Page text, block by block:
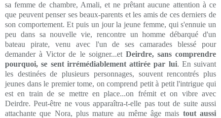
sa femme de chambre, Amali, et ne prêtant aucune attention à ce
que peuvent penser ses beaux-parents et les amis de ces derniers de
son comportement. Et puis un jour la jeune femme, qui s'ennuie un
peu dans sa nouvelle vie, rencontre un homme débarqué d'un
bateau pirate, venu avec l'un de ses camarades blessé pour
demander à Victor de le soigner...et Deirdre, sans comprendre
pourquoi, se sent irrémédiablement attirée par lui. En suivant
les destinées de plusieurs personnages, souvent rencontrés plus
jeunes dans le premier tome, on comprend petit à petit l'intrigue qui
est en train de se mettre en place...on frémit et on vibre avec
Deirdre. Peut-être ne vous apparaîtra-t-elle pas tout de suite aussi
attachante que Nora, plus mature au même âge mais tout aussi